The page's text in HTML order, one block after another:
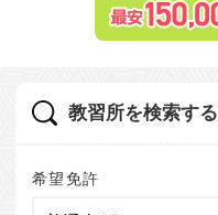
教習所を検索する
希望免許